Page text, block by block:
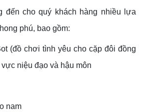
đến cho quý khách hàng nhiều lựa
phú, bao gồm:
(đồ chơi tình yêu cho cặp đôi đồng
niệu đạo và hậu môn
nam